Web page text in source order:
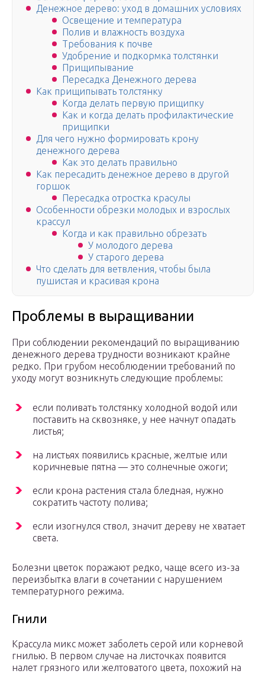
Денежное дерево: уход в домашних условиях
Освещение и температура
Полив и влажность воздуха
Требования к почве
Удобрение и подкормка толстянки
Прищипывание
Пересадка Денежного дерева
Как прищипывать толстянку
Когда делать первую прищипку
Как и когда делать профилактические
прищипки
Для чего нужно формировать крону
денежного дерева
Как это делать правильно
Как пересадить денежное дерево в другой
горшок
Пересадка отростка красулы
Особенности обрезки молодых и взрослых
крассул
Когда и как правильно обрезать
У молодого дерева
У старого дерева
Что сделать для ветвления, чтобы была
пушистая и красивая крона
Проблемы в выращивании
При соблюдении рекомендаций по выращиванию
денежного дерева трудности возникают крайне
редко. При грубом несоблюдении требований по
уходу могут возникнуть следующие проблемы:
если поливать толстянку холодной водой или
поставить на сквозняке, у нее начнут опадать
листья;
на листьях появились красные, желтые или
коричневые пятна — это солнечные ожоги;
если крона растения стала бледная, нужно
сократить частоту полива;
если изогнулся ствол, значит дереву не хватает
света.
Болезни цветок поражают редко, чаще всего из-за
переизбытка влаги в сочетании с нарушением
температурного режима.
Гнили
Крассула микс может заболеть серой или корневой
гнилью. В первом случае на листочках появится
налет грязного или желтоватого цвета, похожий на